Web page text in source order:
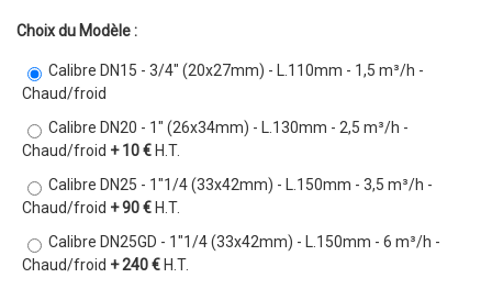
Choix du Modèle :
Calibre DN15 - 3/4" (20x27mm) - L.110mm - 1,5 m³/h -
Chaud/froid
Calibre DN20 - 1" (26x34mm) - L.130mm - 2,5 m³/h -
Chaud/froid + 10 € H.T.
Calibre DN25 - 1"1/4 (33x42mm) - L.150mm - 3,5 m³/h -
Chaud/froid + 90 € H.T.
Calibre DN25GD - 1"1/4 (33x42mm) - L.150mm - 6 m³/h -
Chaud/froid + 240 € H.T.